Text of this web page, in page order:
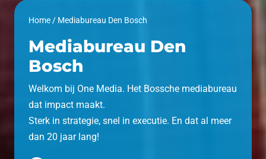
Home / Mediabureau Den Bosch
Mediabureau Den
Bosch
Welkom bij One Media. Het Bossche mediabureau
dat impact maakt.
Sterk in strategie, snel in executie. En dat al meer
dan 20 jaar lang!